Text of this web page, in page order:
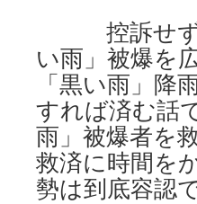
控訴せずと
い雨」被爆を
「黒い雨」降
すれば済む話
雨」被爆者を
救済に時間を
勢は到底容認